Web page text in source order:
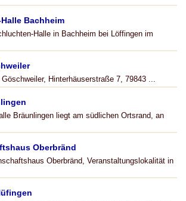
Bachheim
Halle in Bachheim bei Löffingen im
Hinterhäuserstraße 7, 79843 ...
Bräunlingen liegt am südlichen Ortsrand, an
Oberbränd
Oberbränd, Veranstaltungslokalität in